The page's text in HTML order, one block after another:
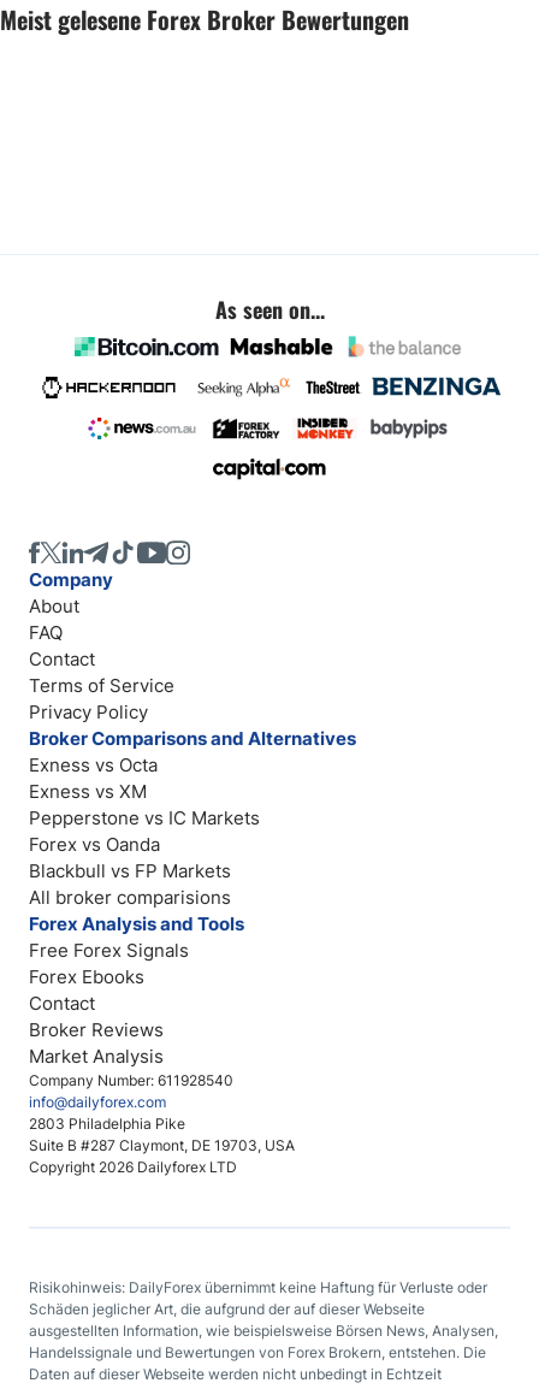
Meist gelesene Forex Broker Bewertungen
As seen on...
Company Number: 611928540
info@dailyforex.com
2803 Philadelphia Pike
Suite B #287 Claymont, DE 19703, USA
Copyright 2026 Dailyforex LTD
Company
About
FAQ
Contact
Terms of Service
Privacy Policy
Broker Comparisons and Alternatives
Exness vs Octa
Exness vs XM
Pepperstone vs IC Markets
Forex vs Oanda
Blackbull vs FP Markets
All broker comparisions
Forex Analysis and Tools
Free Forex Signals
Forex Ebooks
Contact
Broker Reviews
Market Analysis
Risikohinweis: DailyForex übernimmt keine Haftung für Verluste oder
Schäden jeglicher Art, die aufgrund der auf dieser Webseite
ausgestellten Information, wie beispielsweise Börsen News, Analysen,
Handelssignale und Bewertungen von Forex Brokern, entstehen. Die
Daten auf dieser Webseite werden nicht unbedingt in Echtzeit